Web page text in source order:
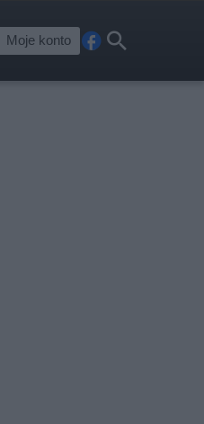
Moje konto
cebkaj